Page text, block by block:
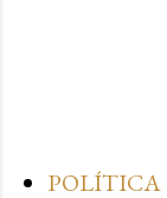
POLÍTICA